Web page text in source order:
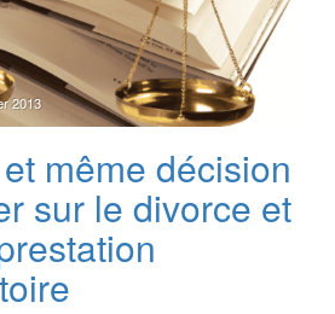
2013
même décision
sur le divorce et